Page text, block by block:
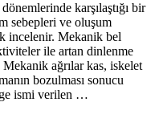
karşılaştığı bir
sebepleri ve oluşum
incelenir. Mekanik bel
ile artan dinlenme
Mekanik ağrılar kas, iskelet
bozulması sonucu
ismi verilen …